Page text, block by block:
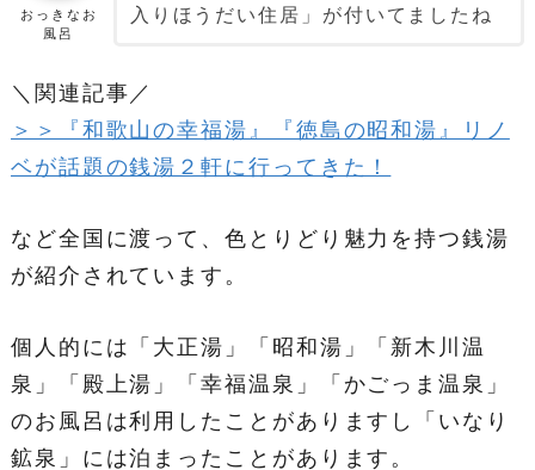
おっきなお
風呂
入りほうだい住居」が付いてましたね
＼関連記事／
＞＞『和歌山の幸福湯』『徳島の昭和湯』リノ
ベが話題の銭湯２軒に行ってきた！
など全国に渡って、色とりどり魅力を持つ銭湯
が紹介されています。
個人的には「大正湯」「昭和湯」「新木川温
泉」「殿上湯」「幸福温泉」「かごっま温泉」
のお風呂は利用したことがありますし「いなり
鉱泉」には泊まったことがあります。